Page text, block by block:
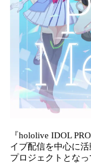
『hololive IDOL
イブ配信を中心に
プロジェクトとなっ